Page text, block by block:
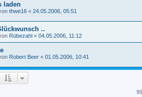
laden
thwe16 « 24.05.2006, 05:51
..
Rübezahl « 04.05.2006, 11:12
Robert Beer « 01.05.2006, 10:41